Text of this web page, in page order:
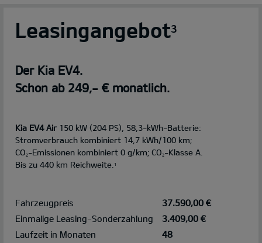
Leasingangebot3
Der Kia EV4.
Schon ab 249,- € monatlich.
Kia EV4 Air 150 kW (204 PS), 58,3-kWh-Batterie:
Stromverbrauch kombiniert 14,7 kWh/100 km;
CO2-Emissionen kombiniert 0 g/km; CO2-Klasse A.
Bis zu 440 km Reichweite.
1
Fahrzeugpreis
37.590,00 €
Einmalige Leasing-Sonderzahlung
3.409,00 €
Laufzeit in Monaten
48